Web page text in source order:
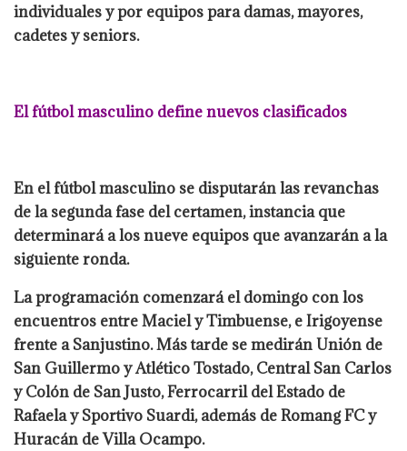
individuales y por equipos para damas, mayores,
cadetes y seniors.
El fútbol masculino define nuevos clasificados
En el fútbol masculino se disputarán las revanchas
de la segunda fase del certamen, instancia que
determinará a los nueve equipos que avanzarán a la
siguiente ronda.
La programación comenzará el domingo con los
encuentros entre Maciel y Timbuense, e Irigoyense
frente a Sanjustino. Más tarde se medirán Unión de
San Guillermo y Atlético Tostado, Central San Carlos
y Colón de San Justo, Ferrocarril del Estado de
Rafaela y Sportivo Suardi, además de Romang FC y
Huracán de Villa Ocampo.